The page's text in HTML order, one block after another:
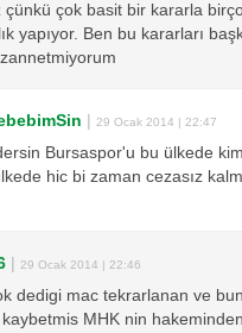
çünkü çok basit bir kararla
yapıyor. Ben bu kararları
| 29 Ocak 2014 | 22:47
Bursaspor'u bu ülkede
hic bi zaman cezasız
| 29 Ocak 2014 | 22:46
dedigi mac tekrarlanan ve
MHK nin